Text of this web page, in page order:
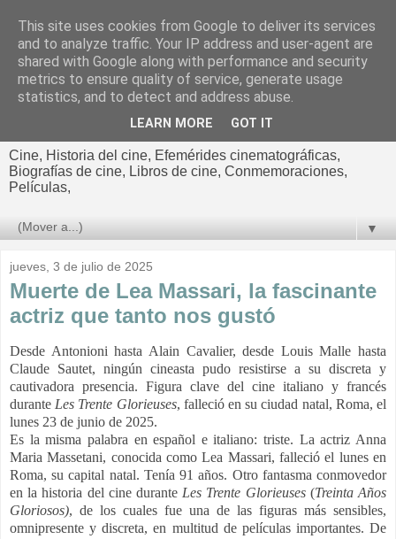
El cultural
cinematográfico de Jorge
Cine, Historia del cine, Efemérides cinematográficas,
Biografías de cine, Libros de cine, Conmemoraciones,
Películas,
▼
jueves, 3 de julio de 2025
Muerte de Lea Massari, la fascinante
actriz que tanto nos gustó
Desde Antonioni hasta Alain Cavalier, desde Louis Malle hasta
Claude Sautet, ningún cineasta pudo resistirse a su discreta y
cautivadora presencia. Figura clave del cine italiano y francés
durante Les Trente Glorieuses, falleció en su ciudad natal, Roma, el
lunes 23 de junio de 2025.
Es la misma palabra en español e italiano: triste. La actriz Anna
Maria Massetani, conocida como Lea Massari, falleció el lunes en
Roma, su capital natal. Tenía 91 años. Otro fantasma conmovedor
en la historia del cine durante Les Trente Glorieuses(Treinta Años
Gloriosos), de los cuales fue una de las figuras más sensibles,
omnipresente y discreta, en multitud de películas importantes. De
This site uses cookies from Google to deliver its services
and to analyze traffic. Your IP address and user-agent are
shared with Google along with performance and security
metrics to ensure quality of service, generate usage
statistics, and to detect and address abuse.
LEARN MORE GOT IT